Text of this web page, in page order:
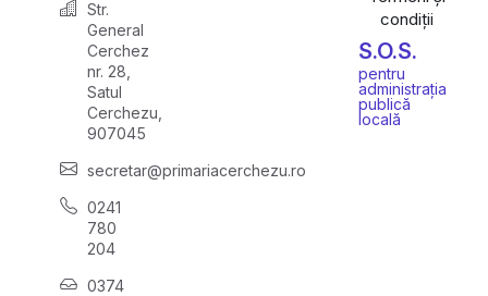
Str.
General
Cerchez
nr. 28,
Satul
Cerchezu,
907045
secretar@primariacerchezu.ro
0241
780
204
0374
condiții
S.O.S.
pentru
administrația
publică
locală